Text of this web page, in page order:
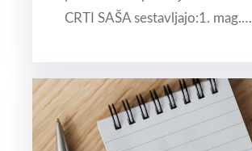
CRTI SAŠA sestavljajo:1. mag.…